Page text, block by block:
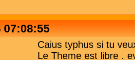
07:08:55
Caius typhus si tu
Le Theme est libre .